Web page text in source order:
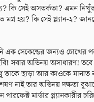
কি সেই অসতর্কতা? এমন
মগ্ন হয়? কি সেই প্ল্যান-২?
এক সেকেন্ডের জন্যও
সবার অভিনয় অসাধারণ!
ছাড়া আর কাওকে মানাত
নাই তার অভিনয় দক্ষতা
মার্ডার প্ল্যানকারীর